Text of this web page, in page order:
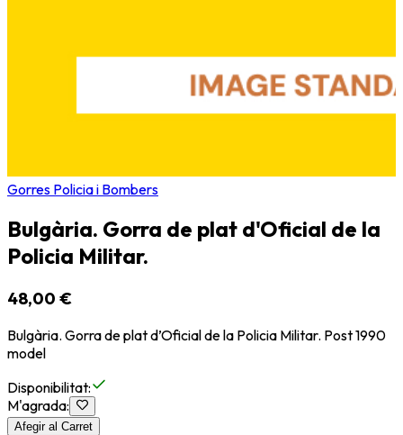
Gorres Policia i Bombers
Bulgària. Gorra de plat d'Oficial de la
Policia Militar.
48,00 €
Bulgària. Gorra de plat d’Oficial de la Policia Militar. Post 1990
model
Disponibilitat:
M'agrada:
Afegir al Carret